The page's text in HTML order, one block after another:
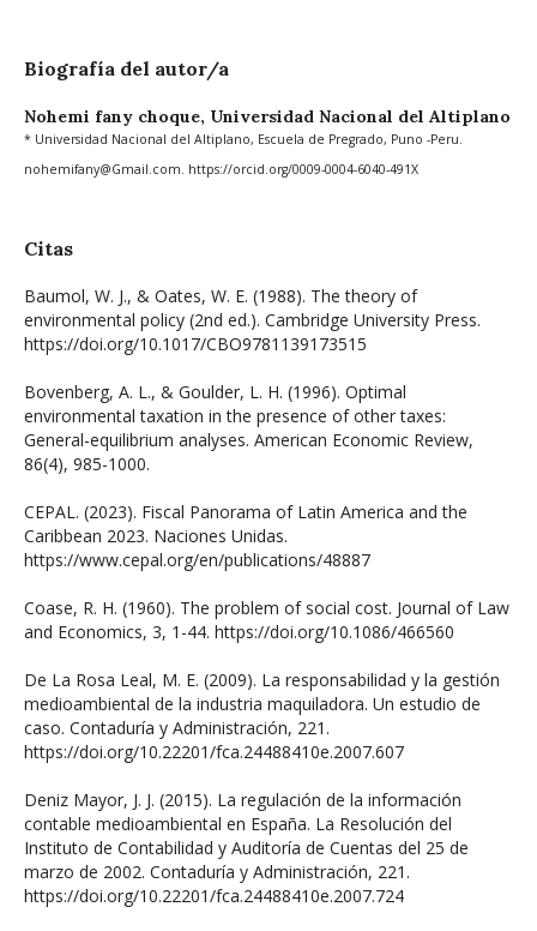
Biografía del autor/a
Nohemi fany choque, Universidad Nacional del Altiplano
* Universidad Nacional del Altiplano, Escuela de Pregrado, Puno -Peru.
nohemifany@Gmail.com. https://orcid.org/0009-0004-6040-491X
Citas
Baumol, W. J., & Oates, W. E. (1988). The theory of
environmental policy (2nd ed.). Cambridge University Press.
https://doi.org/10.1017/CBO9781139173515
Bovenberg, A. L., & Goulder, L. H. (1996). Optimal
environmental taxation in the presence of other taxes:
General-equilibrium analyses. American Economic Review,
86(4), 985-1000.
CEPAL. (2023). Fiscal Panorama of Latin America and the
Caribbean 2023. Naciones Unidas.
https://www.cepal.org/en/publications/48887
Coase, R. H. (1960). The problem of social cost. Journal of Law
and Economics, 3, 1-44. https://doi.org/10.1086/466560
De La Rosa Leal, M. E. (2009). La responsabilidad y la gestión
medioambiental de la industria maquiladora. Un estudio de
caso. Contaduría y Administración, 221.
https://doi.org/10.22201/fca.24488410e.2007.607
Deniz Mayor, J. J. (2015). La regulación de la información
contable medioambiental en España. La Resolución del
Instituto de Contabilidad y Auditoría de Cuentas del 25 de
marzo de 2002. Contaduría y Administración, 221.
https://doi.org/10.22201/fca.24488410e.2007.724